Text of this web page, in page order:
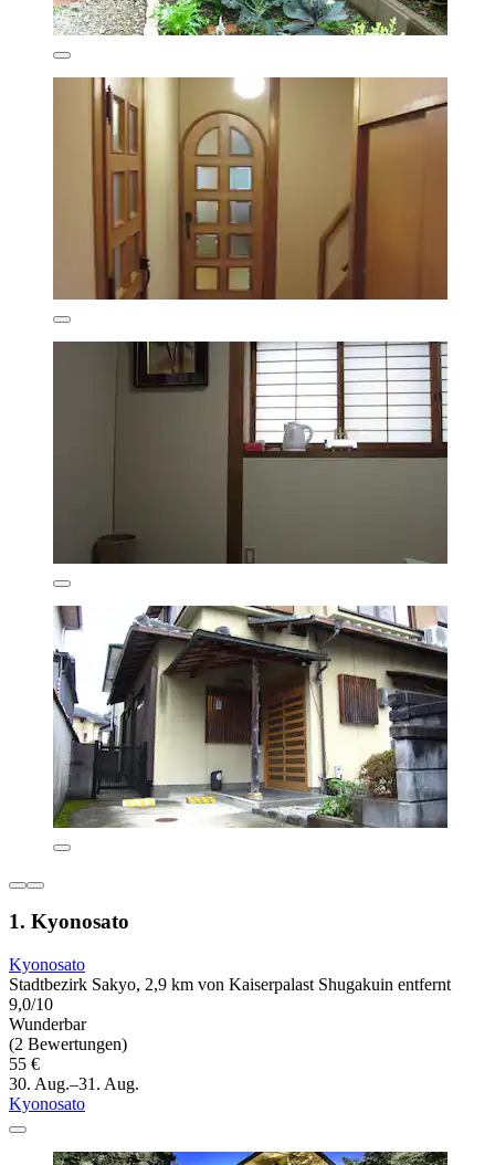
1. Kyonosato
Kyonosato
Stadtbezirk Sakyo, 2,9 km von Kaiserpalast Shugakuin entfernt
9,0/10
Wunderbar
(2 Bewertungen)
55 €
30. Aug.–31. Aug.
Kyonosato